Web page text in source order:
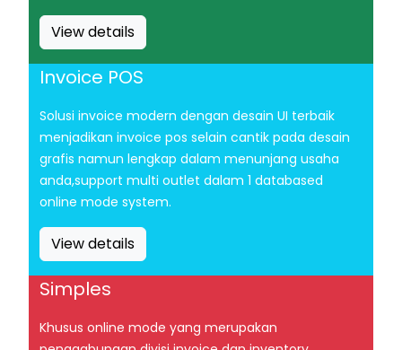
View details
Invoice POS
Solusi invoice modern dengan desain UI terbaik
menjadikan invoice pos selain cantik pada desain
grafis namun lengkap dalam menunjang usaha
anda,support multi outlet dalam 1 databased
online mode system.
View details
Simples
Khusus online mode yang merupakan